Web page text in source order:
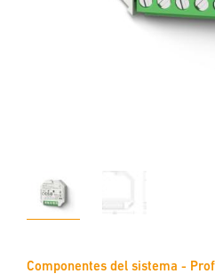
Componentes del sistema -